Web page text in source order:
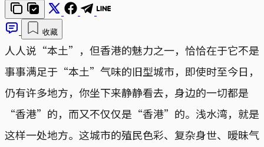
收藏
人人说“本土”，但香港的魅力之一，恰恰在于它不是
事事满足于“本土”气味的旧型城市，即使时至今日，
仍有许多地方，你坐下来静静看去，身边的一切都是
“香港”的，而又不仅仅是“香港”的。浅水湾，就是
这样一处地方。这城市的殖民色彩、复杂身世、暧昧气